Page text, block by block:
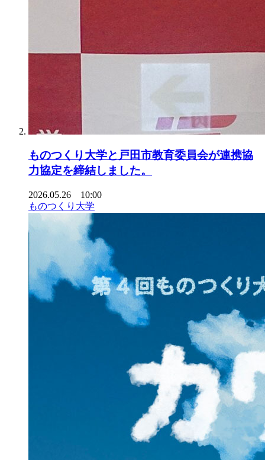
ものつくり大学と戸田市教育委員会が連携協
力協定を締結しました。
2026.05.26 10:00
ものつくり大学